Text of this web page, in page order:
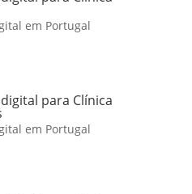
em Portugal
para Clínica
em Portugal